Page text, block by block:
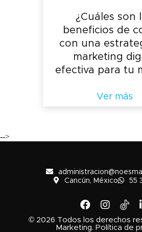
¿Cuáles son
beneficios de
con una
marketing
efectiva para tu
Ver más
-->
Cancún, México
55
© 2026 Todos los derechos
Marketing. Política de